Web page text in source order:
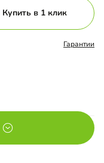
Купить в 1 клик
Гарантии